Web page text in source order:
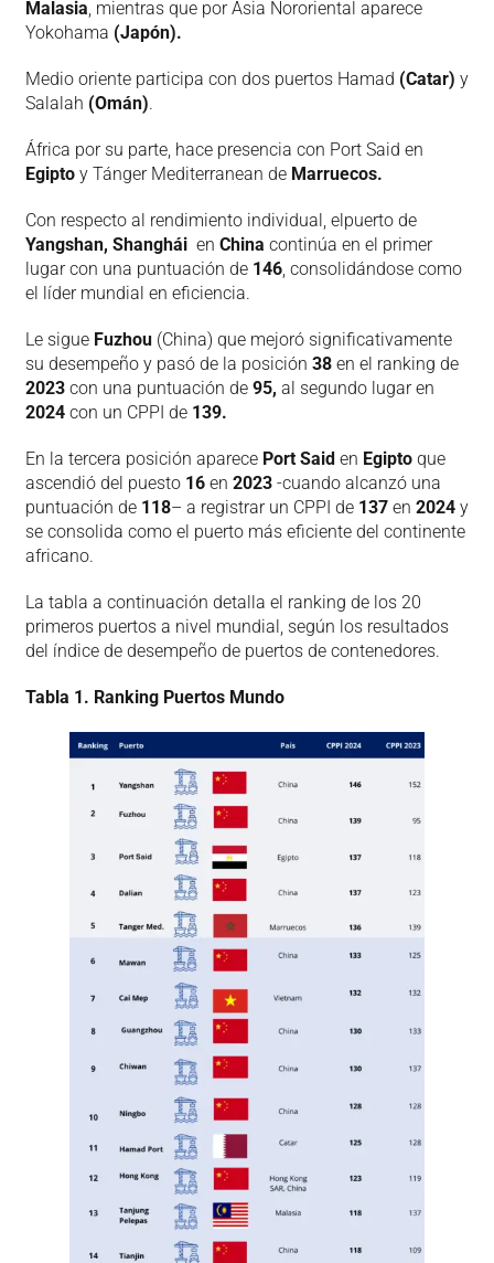
Malasia, mientras que por Asia Nororiental aparece
Yokohama (Japón).
Medio oriente participa con dos puertos Hamad (Catar) y
Salalah (Omán).
África por su parte, hace presencia con Port Said en
Egiptoy Tánger Mediterranean de Marruecos.
Con respecto al rendimiento individual, elpuerto de
Yangshan, Shangháien China continúa en el primer
lugar con una puntuación de 146, consolidándose como
el líder mundial en eficiencia.
Le sigue Fuzhou (China) que mejoró significativamente
su desempeño y pasó de la posición 38en el ranking de
2023con una puntuación de 95, al segundo lugar en
2024con un CPPI de 139.
En la tercera posición aparece Port Saiden Egipto que
ascendió del puesto 16 en 2023-cuando alcanzó una
puntuación de 118– a registrar un CPPI de 137en 2024 y
se consolida como el puerto más eficiente del continente
africano.
La tabla a continuación detalla el ranking de los 20
primeros puertos a nivel mundial, según los resultados
del índice de desempeño de puertos de contenedores.
Tabla 1. Ranking Puertos Mundo